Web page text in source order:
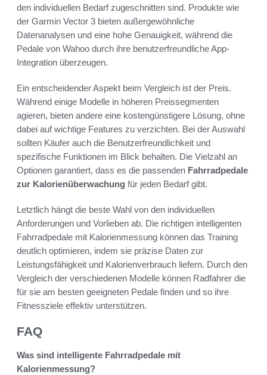
den individuellen Bedarf zugeschnitten sind. Produkte wie
der Garmin Vector 3 bieten außergewöhnliche
Datenanalysen und eine hohe Genauigkeit, während die
Pedale von Wahoo durch ihre benutzerfreundliche App-
Integration überzeugen.
Ein entscheidender Aspekt beim Vergleich ist der Preis.
Während einige Modelle in höheren Preissegmenten
agieren, bieten andere eine kostengünstigere Lösung, ohne
dabei auf wichtige Features zu verzichten. Bei der Auswahl
sollten Käufer auch die Benutzerfreundlichkeit und
spezifische Funktionen im Blick behalten. Die Vielzahl an
Optionen garantiert, dass es die passenden Fahrradpedale
zur Kalorienüberwachung für jeden Bedarf gibt.
Letztlich hängt die beste Wahl von den individuellen
Anforderungen und Vorlieben ab. Die richtigen intelligenten
Fahrradpedale mit Kalorienmessung können das Training
deutlich optimieren, indem sie präzise Daten zur
Leistungsfähigkeit und Kalorienverbrauch liefern. Durch den
Vergleich der verschiedenen Modelle können Radfahrer die
für sie am besten geeigneten Pedale finden und so ihre
Fitnessziele effektiv unterstützen.
FAQ
Was sind intelligente Fahrradpedale mit
Kalorienmessung?